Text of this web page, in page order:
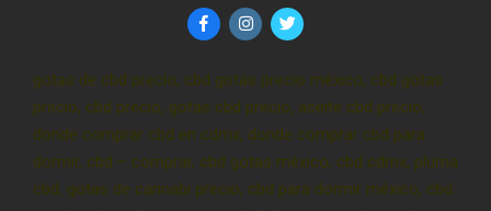
gotas de cbd precio, cbd gotas precio méxico, cbd gotas
precio, cbd precio, gotas cbd precio, aceite cbd precio,
donde comprar cbd en cdmx, donde comprar cbd para
dormir, cbd – comprar, cbd gotas méxico, cbd cdmx, pluma
cbd, gotas de cannabi precio, cbd para dormir méxico, cbd